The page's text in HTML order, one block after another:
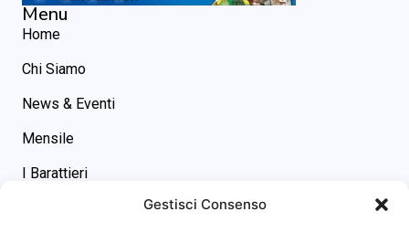
Gestisci Consenso
Menu
Home
Chi Siamo
News & Eventi
Mensile
I Barattieri